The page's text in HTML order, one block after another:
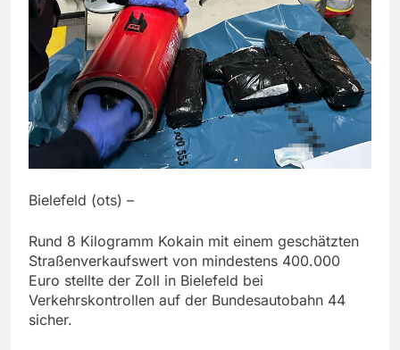
Bielefeld (ots) –
Rund 8 Kilogramm Kokain mit einem geschätzten
Straßenverkaufswert von mindestens 400.000
Euro stellte der Zoll in Bielefeld bei
Verkehrskontrollen auf der Bundesautobahn 44
sicher.